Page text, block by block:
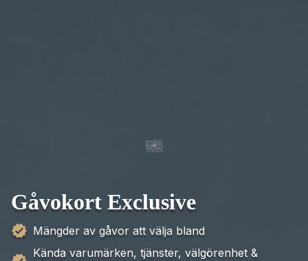
Gåvokort Exclusive
Mängder av gåvor att välja bland
Kända varumärken, tjänster, välgörenhet &